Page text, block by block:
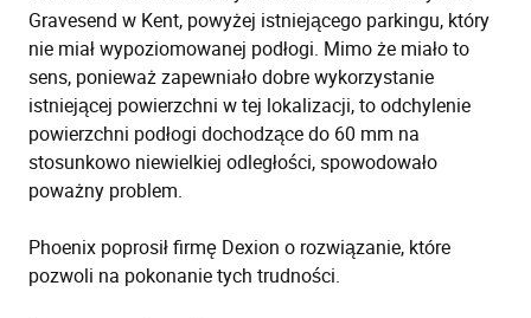
Gravesend w Kent, powyżej istniejącego parkingu, który
nie miał wypoziomowanej podłogi. Mimo że miało to
sens, ponieważ zapewniało dobre wykorzystanie
istniejącej powierzchni w tej lokalizacji, to odchylenie
powierzchni podłogi dochodzące do 60 mm na
stosunkowo niewielkiej odległości, spowodowało
poważny problem.
Phoenix poprosił firmę Dexion o rozwiązanie, które
pozwoli na pokonanie tych trudności.